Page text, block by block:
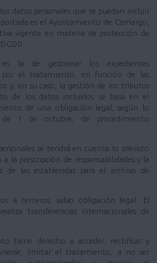
datos personales que se puedan incluir
es el Ayuntamiento de Camargo,
vigente en materia de protección de
la de gestionar los expedientes
por el tratamiento, en función de las
y, en su caso, la gestión de los tributos
de los datos incluidos se basa en el
de una obligación legal, según lo
1 de octubre, de procedimiento
se tendrá en cuenta lo previsto
la prescripción de responsabilidades y la
de las establecidas para el archivo de
a terceros, salvo obligación legal. El
transferencias internacionales de
tiene derecho a acceder, rectificar y
limitar el tratamiento, a no ser